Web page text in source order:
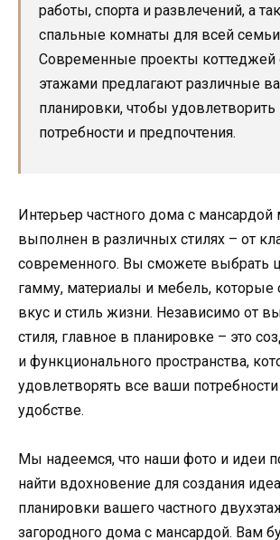
работы, спорта и развлечений, а
спальные комнаты для всей
Современные проекты коттеджей
этажами предлагают различные
планировки, чтобы
потребности и предпочтения.
Интерьер частного дома с
выполнен в различных стилях – от
современного. Вы сможете выбрать
гамму, материалы и мебель,
вкус и стиль жизни. Независимо от
стиля, главное в планировке – это
и функционального пространства,
удовлетворять все ваши
удобстве.
Мы надеемся, что наши фото и идеи
найти вдохновение для создания
планировки вашего частного
загородного дома с мансардой. Вам